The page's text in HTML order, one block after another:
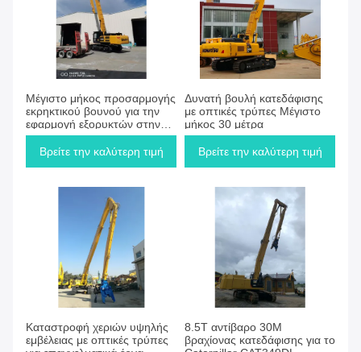
Μέγιστο μήκος προσαρμογής
εκρηκτικού βουνού για την
εφαρμογή εξορυκτών στην
αγορά
Βρείτε την καλύτερη τιμή
Δυνατή βουλή κατεδάφισης
με οπτικές τρύπες Μέγιστο
μήκος 30 μέτρα
Βρείτε την καλύτερη τιμή
Καταστροφή χεριών υψηλής
εμβέλειας με οπτικές τρύπες
8.5T αντίβαρο 30M
βραχίονας κατεδάφισης για το